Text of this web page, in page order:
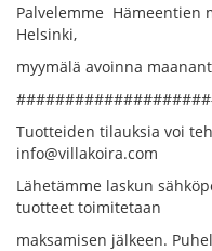
Palvelemme Hämeentien
Helsinki,
myymälä avoinna
Tuotteiden tilauksia voi
info@villakoira.com
Lähetämme laskun
tuotteet toimitetaan
maksamisen jälkeen.